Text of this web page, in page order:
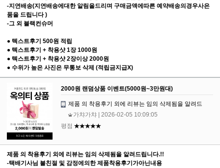
-지연배송(지연배송에대한 알림을드리며 구매금액에따른 예약배송의경우사은
품을 드립니다 )
-그 외 블랙컨슈머
● 텍스트후기 500원 적립
● 텍스트후기 + 착용샷 1장 1000원
● 텍스트후기 + 착용샷 2장이상 2000원
● 수위가 높은 사진은 무통보 삭제 (적립금지급X)
2000원 랜덤상품 이벤트(5000원~3만원대)
제품 의 착용후기 외에 리뷰는 임의 삭제됨을 알려드
가챠가챠 | 2026-02-05 10:09:05
평점 ★★★★★
제품 의 착용후기 외에 리뷰는 임의 삭제됨을 알려드립니다.!!
-택배기사님 불친절 및 감정에의한 제품착용후기가아닌내용